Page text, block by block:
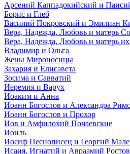
Арсений Каппадокийский и
Борис и Глеб
Василий Покровский и Эмилиан
Вера, Надежда, Любовь и матерь
Вера, Надежда, Любовь и матерь
Владимир и Ольга
Жены Мироносицы
Захария и Елисавета
Зосима и Савватий
Иеремия и Варух
Иоаким и Анна
Иоанн Богослов и Александра
Иоанн Богослов и Прохор
Иов и Амфилохий Почаевские
Иоиль
Иосиф Песнописец и Георгий
Исаия, Игнатий и Авраамий